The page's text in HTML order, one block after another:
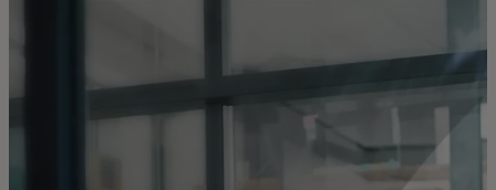
Para empresas